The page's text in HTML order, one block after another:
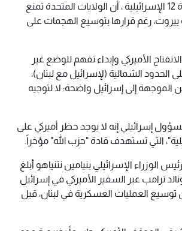
وكشف تقرير للقناة 12 الإسرائيلية ، أن الولايات المتحدة تمنع
رغم قرارها بتوسيع الهجمات على
الأميركي وإبداء تفهم للوضع غير
الحدود الشمالية (لإسرائيل مع لبنان)،
إلى إسرائيل واضحة: لا لتوجيه
إسرائيلي إنه لا يوجد حظر أميركي على
التي تستهدف قادة "حزب الله" مؤخراً.
الوزراء الإسرائيلي بنيامين نتنياهو أبلغ
ترامب عبر السفير الأميركي في إسرائيل
توسيع العمليات العسكرية في لبنان، قبل